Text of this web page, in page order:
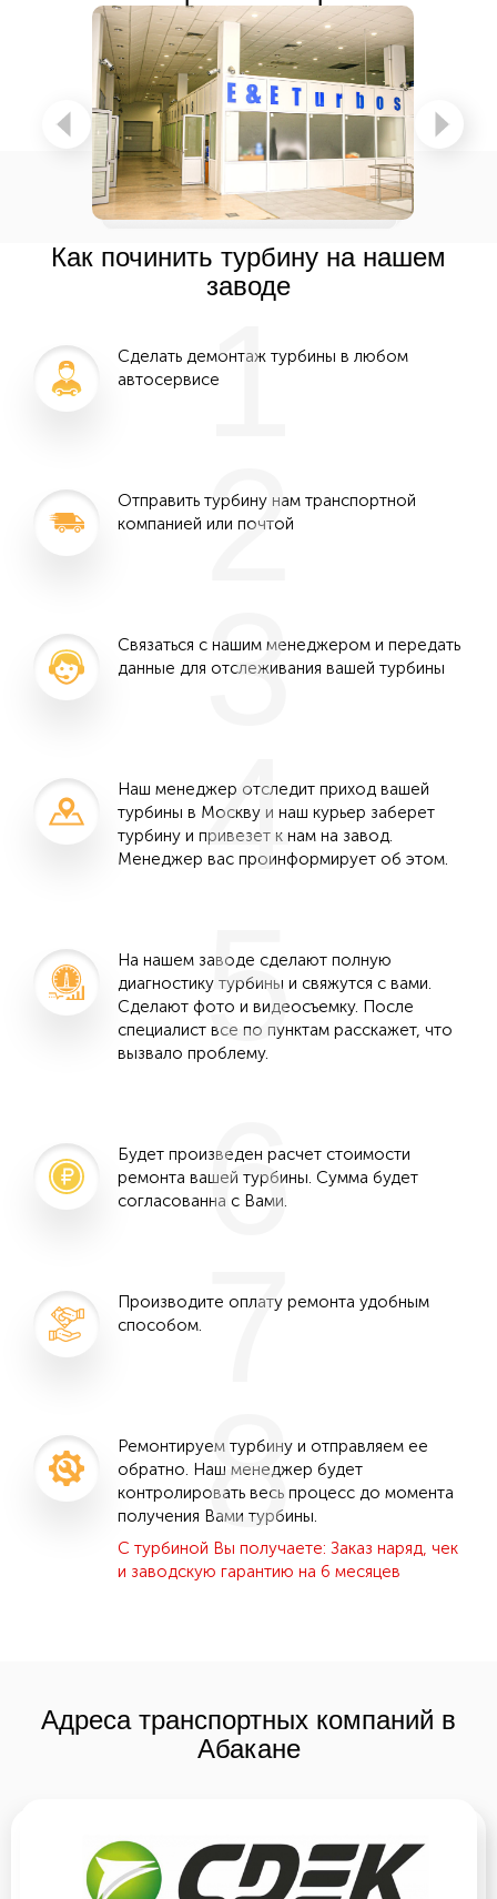
Как починить турбину на нашем
заводе
Сделать демонтаж турбины в любом
автосервисе1
Отправить турбину нам транспортной
компанией или почтой
2
Связаться с нашим менеджером и передать
данные для отслеживания вашей турбины
3
Наш менеджер отследит приход вашей
турбины в Москву и наш курьер заберет
турбину и привезет к нам на завод.
Менеджер вас проинформирует об этом.
4
На нашем заводе сделают полную
диагностику турбины и свяжутся с вами.
Сделают фото и видеосъемку. После
специалист все по пунктам расскажет, что
вызвало проблему.
5
Будет произведен расчет стоимости
ремонта вашей турбины. Сумма будет
согласованна с Вами.
6
Производите оплату ремонта удобным
способом.7
Ремонтируем турбину и отправляем ее
обратно. Наш менеджер будет
контролировать весь процесс до момента
получения Вами турбины.
С турбиной Вы получаете: Заказ наряд, чек
и заводскую гарантию на 6 месяцев
8
Адреса транспортных компаний в
Абакане